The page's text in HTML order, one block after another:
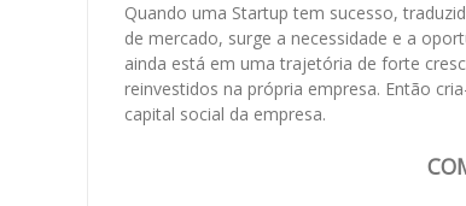
Quando uma Startup tem sucesso,
de mercado, surge a necessidade e a
ainda está em uma trajetória de forte
reinvestidos na própria empresa. Então
capital social da empresa.